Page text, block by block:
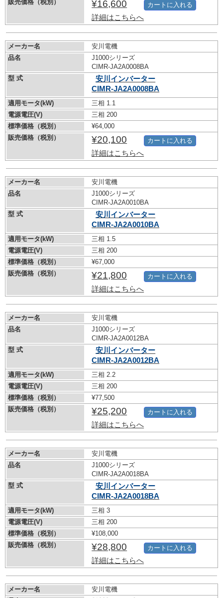
販売価格（税別） ¥16,600
詳細はこちらへ
カートに入れる
メーカー名
安川電機
品名
J1000シリーズ
CIMR-JA2A0008BA
型 式
安川インバーター
CIMR-JA2A0008BA
適用モータ(kW)
三相 1.1
電源電圧(V)
三相 200
標準価格（税別）
¥64,000
販売価格（税別）
¥20,100
詳細はこちらへ
カートに入れる
メーカー名
安川電機
品名
J1000シリーズ
CIMR-JA2A0010BA
型 式
安川インバーター
CIMR-JA2A0010BA
適用モータ(kW)
三相 1.5
電源電圧(V)
三相 200
標準価格（税別）
¥67,000
販売価格（税別）
¥21,800
詳細はこちらへ
カートに入れる
メーカー名
安川電機
品名
J1000シリーズ
CIMR-JA2A0012BA
型 式
安川インバーター
CIMR-JA2A0012BA
適用モータ(kW)
三相 2.2
電源電圧(V)
三相 200
標準価格（税別）
¥77,500
販売価格（税別）
¥25,200
詳細はこちらへ
カートに入れる
メーカー名
安川電機
品名
J1000シリーズ
CIMR-JA2A0018BA
型 式
安川インバーター
CIMR-JA2A0018BA
適用モータ(kW)
三相 3
電源電圧(V)
三相 200
標準価格（税別）
¥108,000
販売価格（税別）
¥28,800
詳細はこちらへ
カートに入れる
メーカー名
安川電機